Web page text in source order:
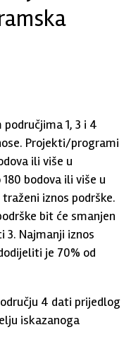
1, 3 i 4
Projekti/programi
ili više u
bodova ili više u
iznos podrške.
bit će smanjen
3. Najmanji iznos
je 70% od
4 dati prijedlog
iskazanoga